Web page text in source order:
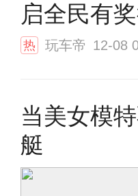
启全民有
热 玩车帝 12-08
当美女模
艇